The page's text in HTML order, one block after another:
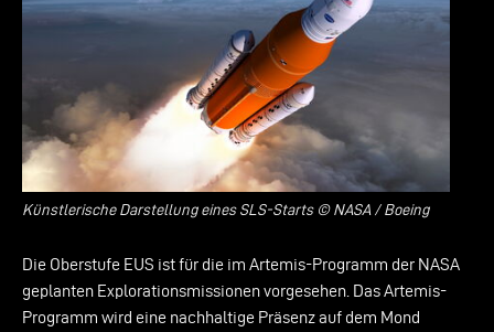
Künstlerische Darstellung eines SLS-Starts © NASA / Boeing
Die Oberstufe EUS ist für die im Artemis-Programm der NASA
geplanten Explorationsmissionen vorgesehen. Das Artemis-
Programm wird eine nachhaltige Präsenz auf dem Mond